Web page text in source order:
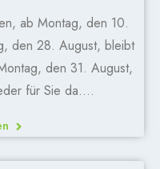
ab Montag, den 10.
den 28. August, bleibt
den 31. August,
für Sie da….